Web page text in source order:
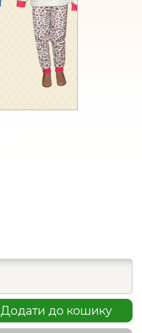
Додати до кошику